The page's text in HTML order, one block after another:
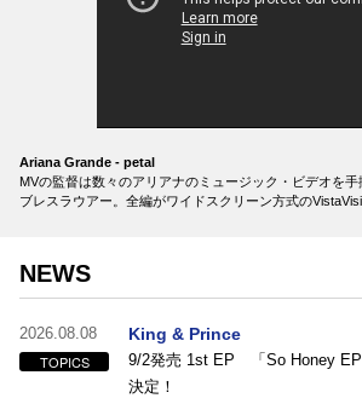
Ariana Grande - petal
MVの監督は数々のアリアナのミュージック・ビデオを手
ブレスラウアー。全編がワイドスクリーン方式の
NEWS
2026.08.08
TOPICS
King & Prince
9/2発売 1st EP 「So Honey
決定！